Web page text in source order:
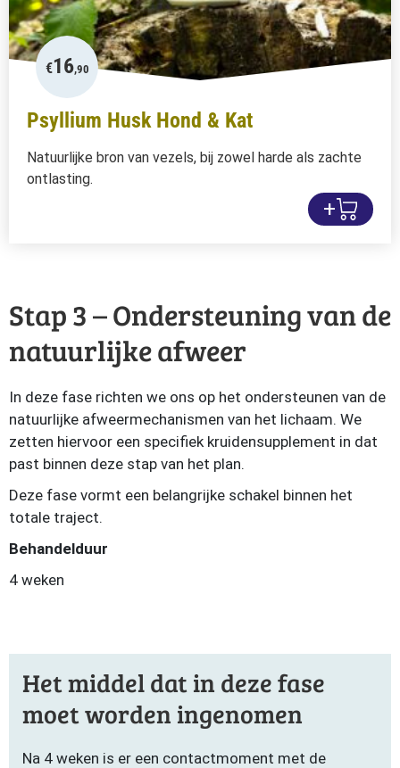
€16,90
Psyllium Husk Hond & Kat
Natuurlijke bron van vezels, bij zowel harde als zachte
ontlasting.
+
Stap 3 – Ondersteuning van de
natuurlijke afweer
In deze fase richten we ons op het ondersteunen van de
natuurlijke afweermechanismen van het lichaam. We
zetten hiervoor een specifiek kruidensupplement in dat
past binnen deze stap van het plan.
Deze fase vormt een belangrijke schakel binnen het
totale traject.
Behandelduur
4 weken
Het middel dat in deze fase
moet worden ingenomen
Na 4 weken is er een contactmoment met de